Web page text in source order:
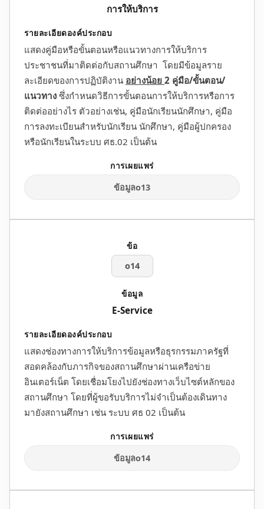
การให้บริการ
แสดงคู่มือหรือขั้นตอนหรือแนวทางการให้บริการ
ประชาชนที่มาติดต่อกับสถานศึกษา โดยมีข้อมูลราย
ละเอียดของการปฏิบัติงาน อย่างน้อย 2 คู่มือ/ขั้นตอน/
แนวทาง ซึ่งกำหนดวิธีการขั้นตอนการให้บริการหรือการ
ติดต่ออย่างไร ตัวอย่างเช่น, คู่มือนักเรียนนักศึกษา, คู่มือ
การลงทะเบียนสำหรับนักเรียน นักศึกษา, คู่มือผู้ปกครอง
หรือนักเรียนในระบบ ศธ.02 เป็นต้น
ข้อมูลo13
o14
E-Service
แสดงช่องทางการให้บริการข้อมูลหรือธุรกรรมภาครัฐที่
สอดคล้องกับภารกิจของสถานศึกษาผ่านเครือข่าย
อินเตอร์เน็ต โดยเชื่อมโยงไปยังช่องทางเว็บไซต์หลักของ
สถานศึกษา โดยที่ผู้ขอรับบริการไม่จำเป็นต้องเดินทาง
มายังสถานศึกษา เช่น ระบบ ศธ 02 เป็นต้น
ข้อมูลo14